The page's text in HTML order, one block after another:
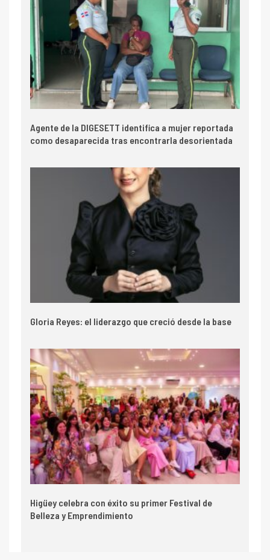
Agente de la DIGESETT identifica a mujer reportada
como desaparecida tras encontrarla desorientada
Gloria Reyes: el liderazgo que creció desde la base
Higüey celebra con éxito su primer Festival de
Belleza y Emprendimiento